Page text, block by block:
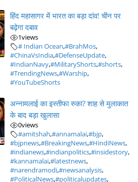
हिंद महासागर में भारत का बड़ा दांव! चीन पर
बढ़ेगा दबाव
1views
# Indian Ocean,#BrahMos,
#ChinaVsIndia,#DefenseUpdate,
#IndianNavy,#MilitaryShorts,#shorts,
#TrendingNews,#Warship,
#YouTubeShorts
अन्नामलाई का इस्तीफा रुका? शाह से मुलाकात
के बाद बड़ा खुलासा
0views
#amitshah,#annamalai,#bjp,
#bjpnews,#BreakingNews,#HindiNews,
#indianews,#indianpolitics,#insidestory,
#kannamalai,#latestnews,
#narendramodi,#newsanalysis,
#PoliticalNews,#politicalupdates,